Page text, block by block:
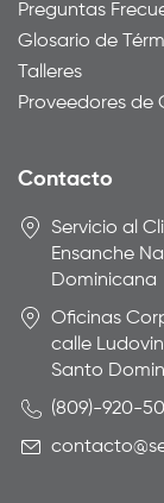
Preguntas
Glosario de
Talleres
Proveedores de
Contacto
Servicio al
Ensanche
Dominicana
Oficinas
calle
Santo
(809)-920-